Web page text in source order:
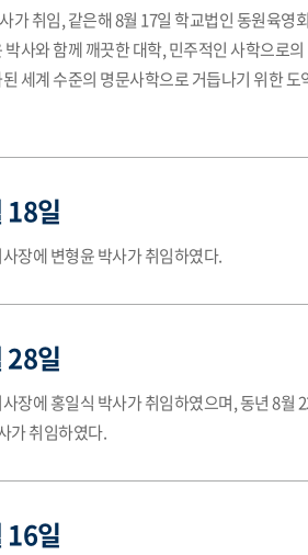
가 취임, 같은해 8월 17일 학교법인 동원육영
사와 함께 깨끗한 대학, 민주적인 사학으로의
세계 수준의 명문사학으로 거듭나기 위한 도
일
장에 변형윤 박사가 취임하였다.
일
장에 홍일식 박사가 취임하였으며, 동년 8월
가 취임하였다.
일